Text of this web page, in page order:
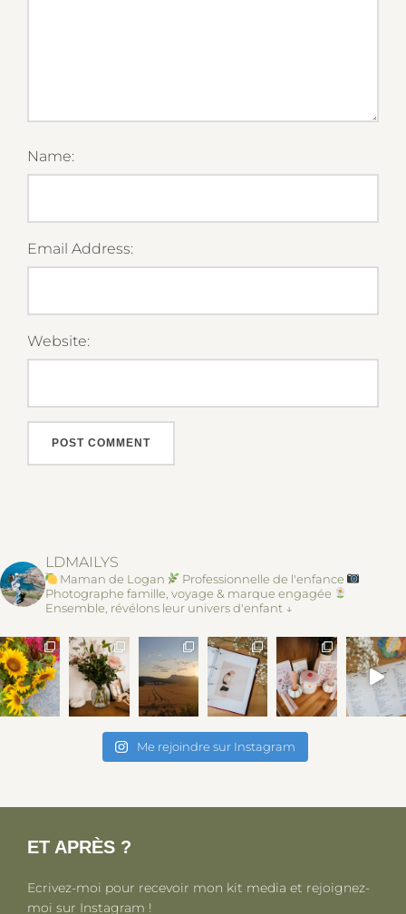
Name:
Email Address:
Website:
LDMAILYS
Maman de Logan
Professionnelle de l'enfance
Photographe famille, voyage & marque engagée
Ensemble, révélons leur univers d'enfant ↓
Me rejoindre sur Instagram
ET APRÈS ?
Ecrivez-moi pour recevoir mon kit media et rejoignez-
moi sur Instagram !